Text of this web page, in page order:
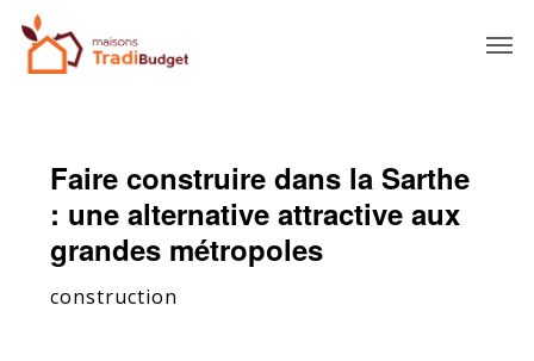
Faire construire dans la Sarthe
: une alternative attractive aux
grandes métropoles
construction